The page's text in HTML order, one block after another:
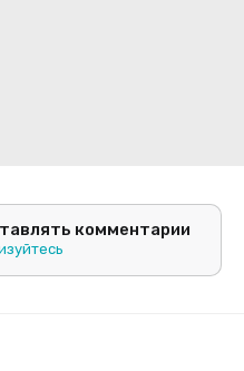
комментарии